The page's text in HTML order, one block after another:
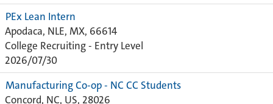
PEx Lean Intern
Apodaca, NLE, MX, 66614
College Recruiting - Entry Level
2026/07/30
Manufacturing Co-op - NC CC Students
Concord, NC, US, 28026